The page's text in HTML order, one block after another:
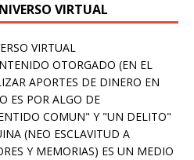
VIRTUAL
VIRTUAL
OTORGADO (EN EL
APORTES DE DINERO EN
ES POR ALGO DE
COMUN" Y "UN DELITO"
(NEO ESCLAVITUD A
Y MEMORIAS) ES UN MEDIO